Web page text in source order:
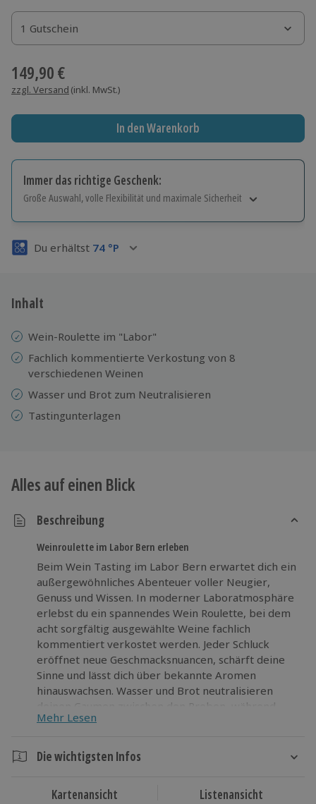
1 Gutschein
1 Gutschein
1 Gutschein
149,90 €
zzgl. Versand (inkl. MwSt.)
In den Warenkorb
Immer das richtige Geschenk:
Große Auswahl, volle Flexibilität und maximale Sicherheit
Volle Flexibilität
3 Jahre gültig & verlängerbar.
Du erhältst 74 °P
Inhalt
Wein-Roulette im "Labor"
Fachlich kommentierte Verkostung von 8
verschiedenen Weinen
Wasser und Brot zum Neutralisieren
Tastingunterlagen
Alles auf einen Blick
Beschreibung
Weinroulette im Labor Bern erleben
Beim Wein Tasting im Labor Bern erwartet dich ein
außergewöhnliches Abenteuer voller Neugier,
Genuss und Wissen. In moderner Laboratmosphäre
erlebst du ein spannendes Wein Roulette, bei dem
acht sorgfältig ausgewählte Weine fachlich
kommentiert verkostet werden. Jeder Schluck
eröffnet neue Geschmacksnuancen, schärft deine
Sinne und lässt dich über bekannte Aromen
hinauswachsen. Wasser und Brot neutralisieren
deinen Gaumen zwischen den Proben, während
Tastingunterlagen dir Raum geben, Eindrücke
Dieses Wein Tasting verbindet Nervenkitzel mit
Lernfreude und bringt frische Action in die
und sei bei diesem besonderen Tasting dabei.
Mehr Lesen
Die wichtigsten Infos
Kartenansicht Listenansicht